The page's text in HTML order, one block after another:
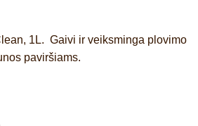
1L. Gaivi ir veiksminga plovimo
paviršiams.